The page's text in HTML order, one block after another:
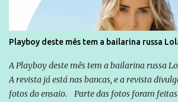
forma consistente a riqueza do
cidadão brasileiro não precisa só ser
quem vai ser preso ou não; é preciso levar até
simples ao mais burguês, o que diz a nossa
seus direitos e deveres em ...
Playboy deste mês tem a bailarina russa
A Playboy deste mês tem a bailarina russa
A revista já está nas bancas, e a revista
fotos do ensaio. Parte das fotos foram